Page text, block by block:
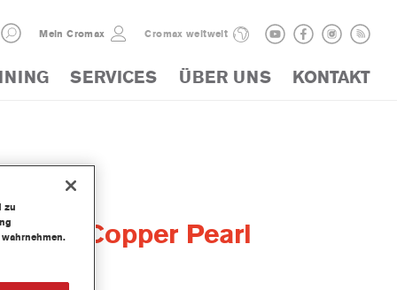
Mein Cromax Cromax weltweit
SERVICES ÜBER UNS KONTAKT
Copper Pearl
zu